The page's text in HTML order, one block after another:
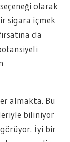
olarak
sigara içmek
da
almakta. Bu
biliniyor
İyi bir